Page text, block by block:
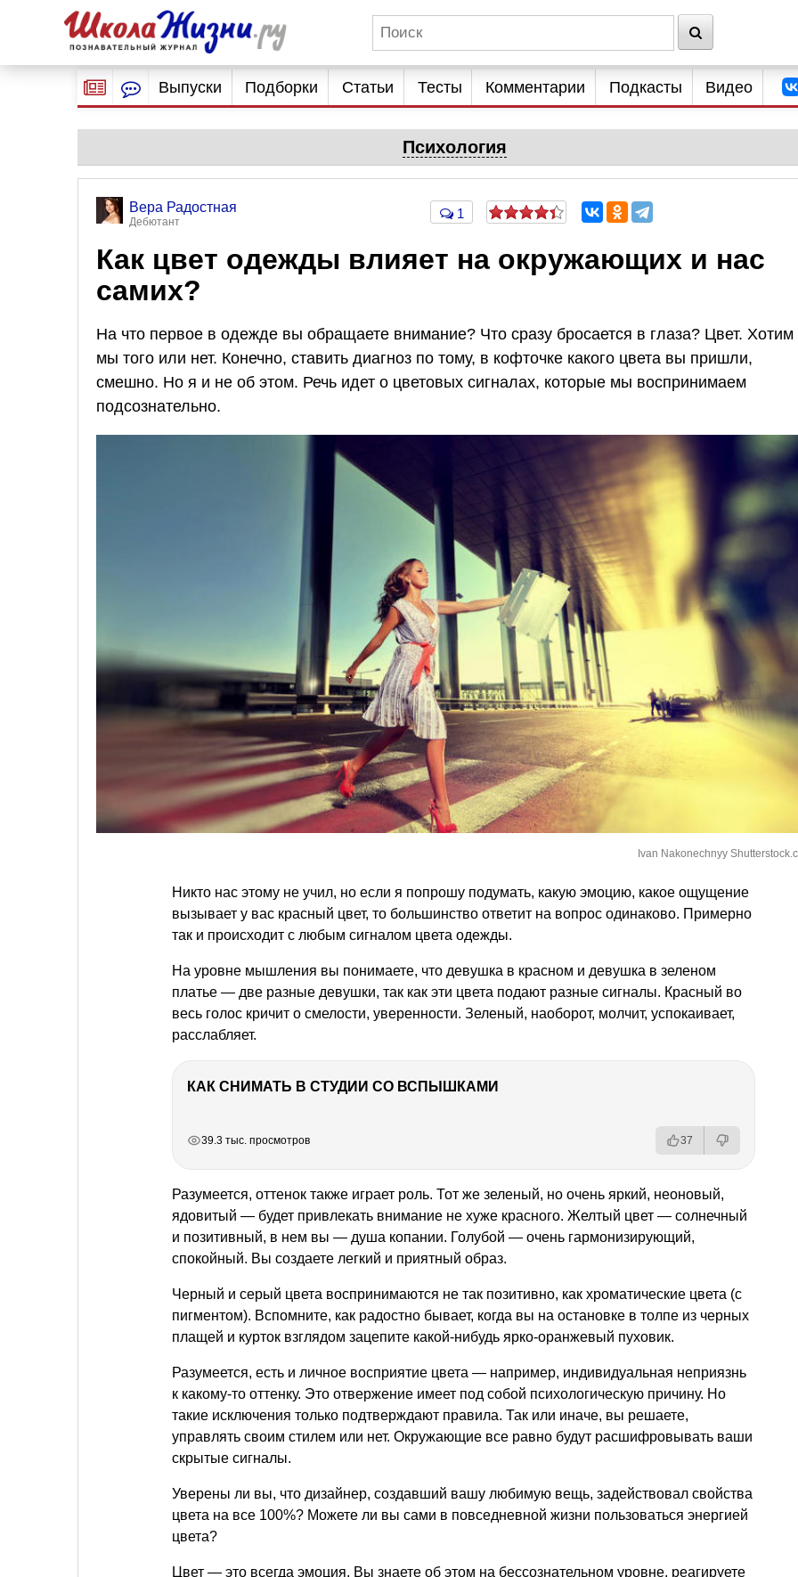
Выпуски Подборки Статьи Тесты Комментарии Подкасты Видео
Психология
Вера Радостная
Дебютант
1
Как цвет одежды влияет на окружающих и нас
самих?
На что первое в одежде вы обращаете внимание? Что сразу бросается в глаза? Цвет. Хотим
мы того или нет. Конечно, ставить диагноз по тому, в кофточке какого цвета вы пришли,
смешно. Но я и не об этом. Речь идет о цветовых сигналах, которые мы воспринимаем
подсознательно.
Ivan Nakonechnyy
Никто нас этому не учил, но если я попрошу подумать, какую эмоцию, какое ощущение
вызывает у вас красный цвет, то большинство ответит на вопрос одинаково. Примерно
так и происходит с любым сигналом цвета одежды.
На уровне мышления вы понимаете, что девушка в красном и девушка в зеленом
платье — две разные девушки, так как эти цвета подают разные сигналы. Красный во
весь голос кричит о смелости, уверенности. Зеленый, наоборот, молчит, успокаивает,
расслабляет.
КАК СНИМАТЬ В СТУДИИ СО ВСПЫШКАМИ
39.3 тыс. просмотров 37
Разумеется, оттенок также играет роль. Тот же зеленый, но очень яркий, неоновый,
ядовитый — будет привлекать внимание не хуже красного. Желтый цвет — солнечный
и позитивный, в нем вы — душа копании. Голубой — очень гармонизирующий,
спокойный. Вы создаете легкий и приятный образ.
Черный и серый цвета воспринимаются не так позитивно, как хроматические цвета (с
пигментом). Вспомните, как радостно бывает, когда вы на остановке в толпе из черных
плащей и курток взглядом зацепите какой-нибудь ярко-оранжевый пуховик.
Разумеется, есть и личное восприятие цвета — например, индивидуальная неприязнь
к какому-то оттенку. Это отвержение имеет под собой психологическую причину. Но
такие исключения только подтверждают правила. Так или иначе, вы решаете,
управлять своим стилем или нет. Окружающие все равно будут расшифровывать ваши
скрытые сигналы.
Уверены ли вы, что дизайнер, создавший вашу любимую вещь, задействовал свойства
цвета на все 100%? Можете ли вы сами в повседневной жизни пользоваться энергией
цвета?
Цвет — это всегда эмоция. Вы знаете об этом на бессознательном уровне, реагируете